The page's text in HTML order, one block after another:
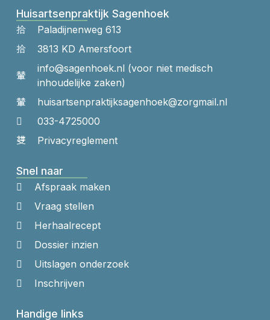
Huisartsenpraktijk Sagenhoek
Paladijnenweg 613
3813 KD Amersfoort
info@sagenhoek.nl (voor niet medisch
inhoudelijke zaken)
huisartsenpraktijk​sagenhoek​@zorgmail.nl
033-4725000
Privacyreglement
Snel naar
Afspraak maken
Vraag stellen
Herhaalrecept
Dossier inzien
Uitslagen onderzoek
Inschrijven
Handige links